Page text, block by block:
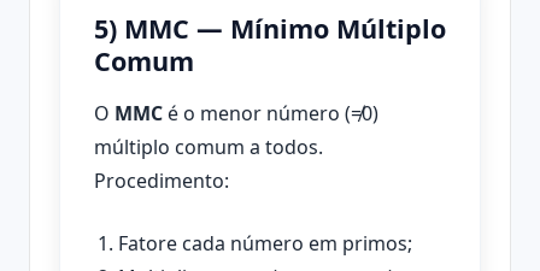
5) MMC — Mínimo Múltiplo
Comum
O MMC é o menor número (≠0)
múltiplo comum a todos.
Procedimento:
Fatore cada número em primos;